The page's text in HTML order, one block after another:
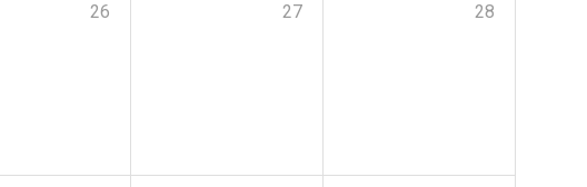
26 27 28